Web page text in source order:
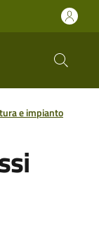
e impianto